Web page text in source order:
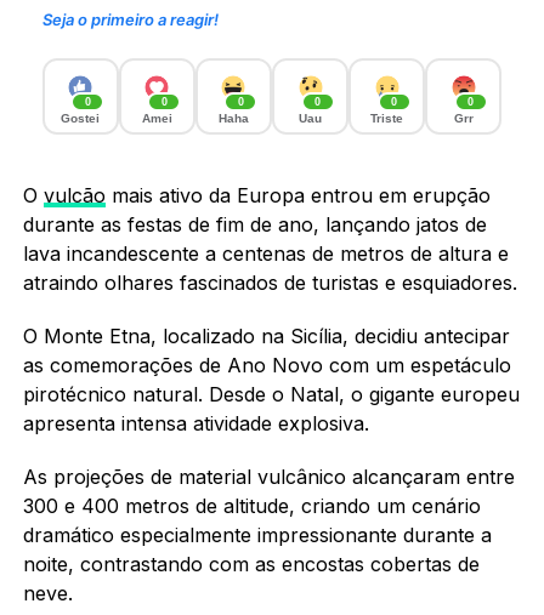
Seja o primeiro a reagir!
0
Gostei
0
Amei
0
Haha
0
Uau
0
Triste
0
Grr
O vulcão mais ativo da Europa entrou em erupção
durante as festas de fim de ano, lançando jatos de
lava incandescente a centenas de metros de altura e
atraindo olhares fascinados de turistas e esquiadores.
O Monte Etna, localizado na Sicília, decidiu antecipar
as comemorações de Ano Novo com um espetáculo
pirotécnico natural. Desde o Natal, o gigante europeu
apresenta intensa atividade explosiva.
As projeções de material vulcânico alcançaram entre
300 e 400 metros de altitude, criando um cenário
dramático especialmente impressionante durante a
noite, contrastando com as encostas cobertas de
neve.